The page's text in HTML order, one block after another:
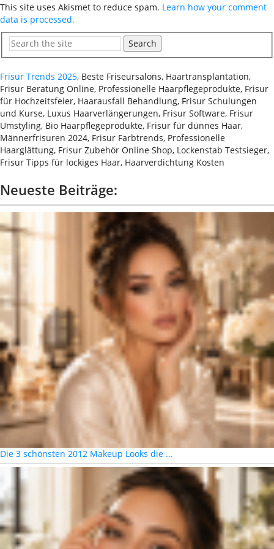
This site uses Akismet to reduce spam. Learn how your comment
data is processed.
Search
Frisur Trends 2025, Beste Friseursalons, Haartransplantation,
Frisur Beratung Online, Professionelle Haarpflegeprodukte, Frisur
für Hochzeitsfeier, Haarausfall Behandlung, Frisur Schulungen
und Kurse, Luxus Haarverlängerungen, Frisur Software, Frisur
Umstyling, Bio Haarpflegeprodukte, Frisur für dünnes Haar,
Männerfrisuren 2024, Frisur Farbtrends, Professionelle
Haarglättung, Frisur Zubehör Online Shop, Lockenstab Testsieger,
Frisur Tipps für lockiges Haar, Haarverdichtung Kosten
Neueste Beiträge:
Die 3 schönsten 2012 Makeup Looks die …